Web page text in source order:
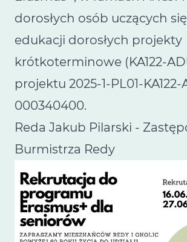
dorosłych osób uczących
edukacji dorosłych projekty
krótkoterminowe (KA122-
projektu 2025-1-PL01-KA122-
000340400.
Reda Jakub Pilarski -
Burmistrza Redy